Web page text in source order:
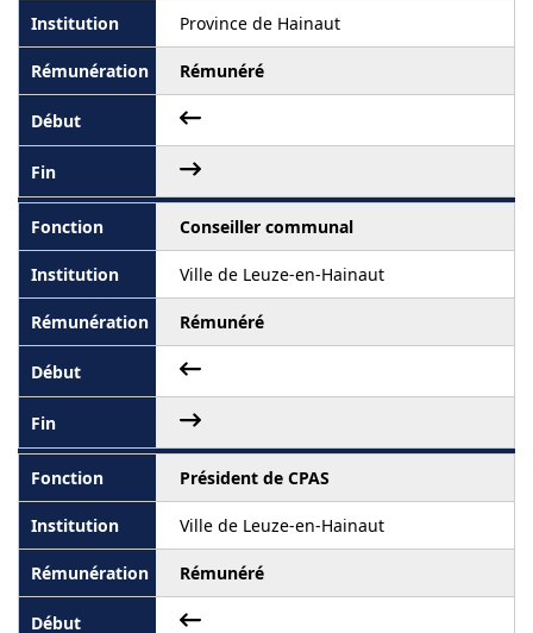
Province de Hainaut
Rémunéré
Conseiller communal
Ville de Leuze-en-Hainaut
Rémunéré
Président de CPAS
Ville de Leuze-en-Hainaut
Rémunéré